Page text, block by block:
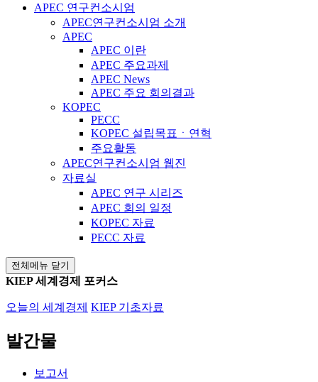
APEC 연구컨소시엄
APEC연구컨소시엄 소개
APEC
APEC 이란
APEC 주요과제
APEC News
APEC 주요 회의결과
KOPEC
PECC
KOPEC 설립목표ㆍ연혁
주요활동
APEC연구컨소시엄 웹진
자료실
APEC 연구 시리즈
APEC 회의 일정
KOPEC 자료
PECC 자료
전체메뉴 닫기
KIEP 세계경제 포커스
오늘의 세계경제 KIEP 기초자료
발간물
보고서